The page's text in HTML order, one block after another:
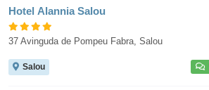
Hotel Alannia Salou
37 Avinguda de Pompeu Fabra, Salou
Salou